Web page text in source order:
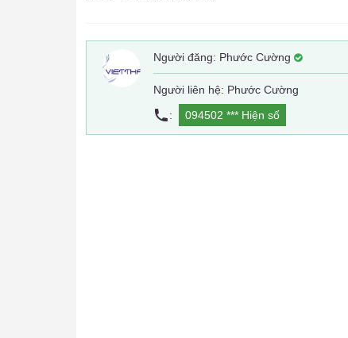
Người đăng: Phước Cường
Người liên hệ: Phước Cường
:
094502 *** Hiện số